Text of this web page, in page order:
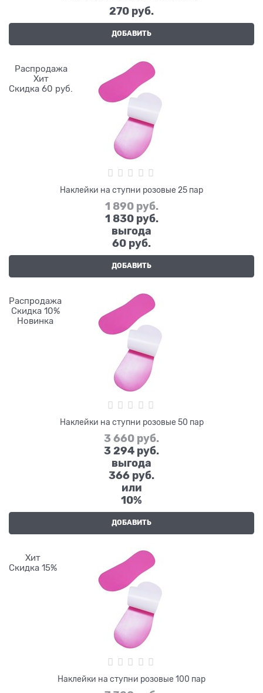
270 руб.
ДОБАВИТЬ
Распродажа
Хит
Скидка 60 руб.
Наклейки на ступни розовые 25 пар
1 890 руб.
1 830 руб.
выгода
60 руб.
ДОБАВИТЬ
Распродажа
Скидка 10%
Новинка
Наклейки на ступни розовые 50 пар
3 660 руб.
3 294 руб.
выгода
366 руб.
или
10%
ДОБАВИТЬ
Хит
Скидка 15%
Наклейки на ступни розовые 100 пар